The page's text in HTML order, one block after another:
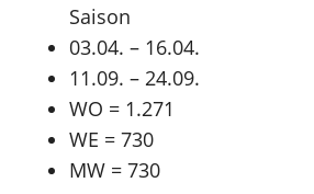
Saison
03.04. – 16.04.
11.09. – 24.09.
WO = 1.271
WE = 730
MW = 730